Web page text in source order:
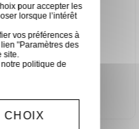
pour accepter les
lorsque l’intérêt
vos préférences à
"Paramètres des
notrepolitique de
CHOIX